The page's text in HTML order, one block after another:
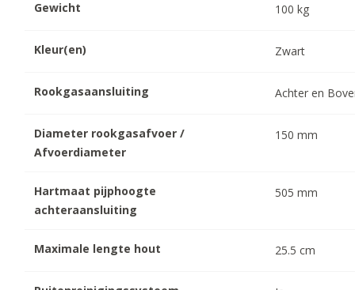
Gewicht 100 kg
Kleur(en) Zwart
Rookgasaansluiting Achter en
Diameter rookgasafvoer /
Afvoerdiameter
150 mm
Hartmaat pijphoogte
achteraansluiting
505 mm
Maximale lengte hout 25.5 cm